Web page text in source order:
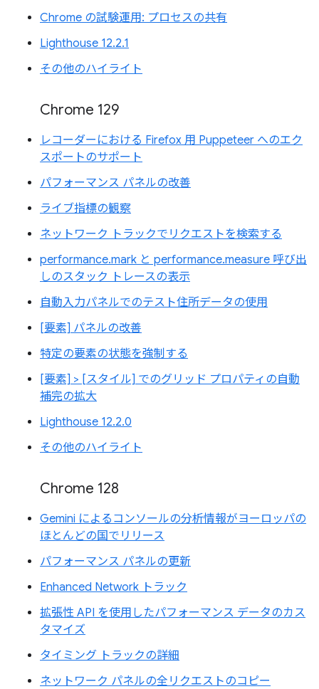
Chrome の試験運用: プロセスの共有
Lighthouse 12.2.1
その他のハイライト
Chrome 129
レコーダーにおける Firefox 用 Puppeteer へのエク
スポートのサポート
パフォーマンス パネルの改善
ライブ指標の観察
ネットワーク トラックでリクエストを検索する
performance.mark と performance.measure 呼び出
しのスタック トレースの表示
自動入力パネルでのテスト住所データの使用
[要素] パネルの改善
特定の要素の状態を強制する
[要素] > [スタイル] でのグリッド プロパティの自動
補完の拡大
Lighthouse 12.2.0
その他のハイライト
Chrome 128
Gemini によるコンソールの分析情報がヨーロッパの
ほとんどの国でリリース
パフォーマンス パネルの更新
Enhanced Network トラック
拡張性 API を使用したパフォーマンス データのカス
タマイズ
タイミング トラックの詳細
ネットワーク パネルの全リクエストのコピー